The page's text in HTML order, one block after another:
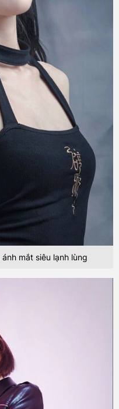
mắt siêu lạnh lùng